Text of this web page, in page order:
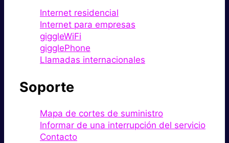
Internet residencial
Internet para empresas
giggleWiFi
gigglePhone
Llamadas internacionales
Soporte
Mapa de cortes de suministro
Informar de una interrupción del servicio
Contacto